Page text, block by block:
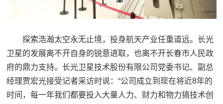
探索浩瀚太空永无止境，投身航天产业任重道远。长光
卫星的发展离不开自身的锐意进取，也离不开长春市人民政
府的鼎力支持。长光卫星技术股份有限公司党委书记、副总
经理贾宏光接受记者采访时说：“公司成立到现在将近8年的
时间，每一年我们都要投入大量人力、财力和物力搞技术创